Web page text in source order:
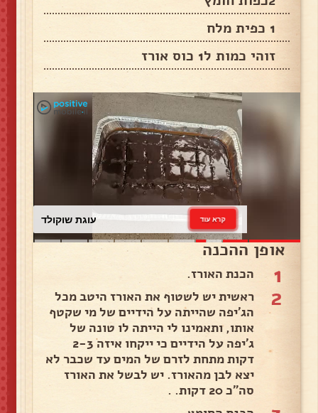
1 כפית מלח
זוהי כמות ל1 כוס אורז
עוגת שוקולד קרא עוד
אופן ההכנה
1 הכנת האורז.
2
ראשית יש לשטוף את האורז היטב מכל
הג'יפה שהייתה על הידיים של מי שקטף
אותו, ותאמינו לי הייתה לו טונה של
ג'יפה על הידיים כי ייקחו איזה 2-3
דקות מתחת לזרם של המים עד שכבר לא
יצא לבן מהאורז. יש לבשל את האורז
סה"כ 20 דקות. .